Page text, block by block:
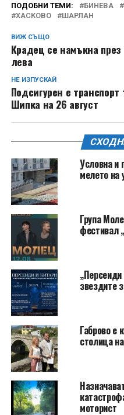
ПОДОБНИ ТЕМИ: БИНЕВА
ХАСКОВО
ШАРЛАН
ВИЖ СЪЩО
Крадец се намъкна
лева
НЕ ИЗПУСКАЙ
Подсигурен е
Шипка на 26 август
Условна и
мелето на
Група
фестивал
звездите
Габрово е
столица
моторист